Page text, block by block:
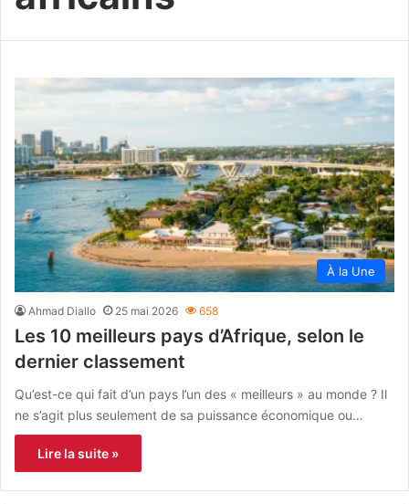
À la Une
Ahmad Diallo 25 mai 2026 658
Les 10 meilleurs pays d’Afrique, selon le
dernier classement
Qu’est-ce qui fait d’un pays l’un des « meilleurs » au monde ? Il
ne s’agit plus seulement de sa puissance économique ou…
Lire la suite »